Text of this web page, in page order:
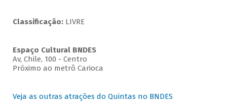
Classificação: LIVRE
Espaço Cultural BNDES
Av, Chile, 100 - Centro
Próximo ao metrô Carioca
Veja as outras atrações do Quintas no BNDES